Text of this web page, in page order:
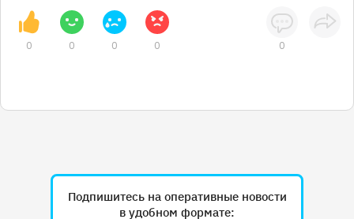
0 0 0 0 0
Подпишитесь на оперативные новости
в удобном формате: